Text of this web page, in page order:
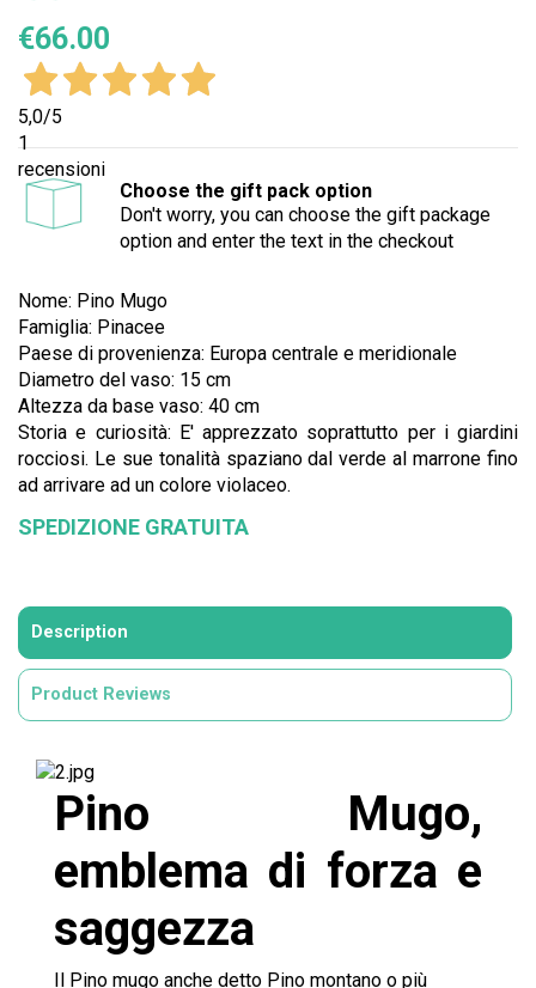
€66.00
5,0/5
1
recensioni
Choose the gift pack option
Don't worry, you can choose the gift package
option and enter the text in the checkout
Nome: Pino Mugo
Famiglia: Pinacee
Paese di provenienza: Europa centrale e meridionale
Diametro del vaso: 15 cm
Altezza da base vaso: 40 cm
Storia e curiosità: E' apprezzato soprattutto per i giardini
rocciosi. Le sue tonalità spaziano dal verde al marrone fino
ad arrivare ad un colore violaceo.
SPEDIZIONE GRATUITA
Description
Product Reviews
Pino Mugo,
emblema di forza e
saggezza
Il Pino mugo anche detto Pino montano o più